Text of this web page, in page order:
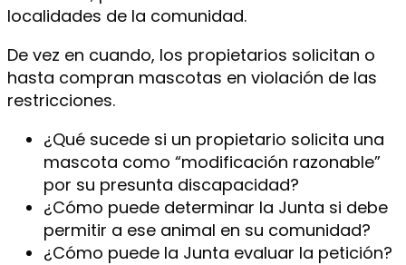
localidades de la comunidad.
De vez en cuando, los propietarios solicitan o
hasta compran mascotas en violación de las
restricciones.
¿Qué sucede si un propietario solicita una
mascota como “modificación razonable”
por su presunta discapacidad?
¿Cómo puede determinar la Junta si debe
permitir a ese animal en su comunidad?
¿Cómo puede la Junta evaluar la petición?